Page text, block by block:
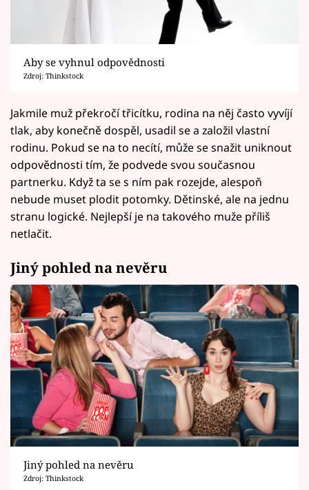
Aby se vyhnul odpovědnosti
Zdroj: Thinkstock
Jakmile muž překročí třicítku, rodina na něj často vyvíjí
tlak, aby konečně dospěl, usadil se a založil vlastní
rodinu. Pokud se na to necítí, může se snažit uniknout
odpovědnosti tím, že podvede svou současnou
partnerku. Když ta se s ním pak rozejde, alespoň
nebude muset plodit potomky. Dětinské, ale na jednu
stranu logické. Nejlepší je na takového muže příliš
netlačit.
Jiný pohled na nevěru
Jiný pohled na nevěru
Zdroj: Thinkstock